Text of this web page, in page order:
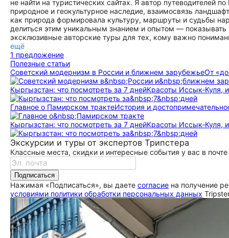
не найти на туристических сайтах. Я автор путеводителей
природное и геокультурное наследие, взаимосвязь
как природа формировала культуру, маршруты и судьбы
делиться этим уникальным знанием и опытом —
эксклюзивные авторские туры для тех, кому важно
ещё
1 предложение
Полезные статьи
Советский модернизм в России и ближнем зарубежьеОт
Кыргызстан: что посмотреть за 7 днейКрасоты Иссык‑Куля,
Главное о Памирском трактеИстория и
Кыргызстан: что посмотреть за 7 днейКрасоты Иссык‑Куля,
Экскурсии и туры от экспертов Трипстера
Классные места, скидки и интересные события у вас в почте
Подписаться
Нажимая «Подписаться», вы даете согласие на получение
условиями политики обработки персональных данных